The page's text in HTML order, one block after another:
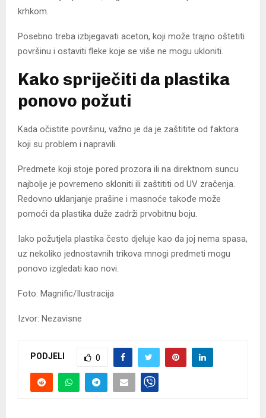
krhkom.
Posebno treba izbjegavati aceton, koji može trajno oštetiti
površinu i ostaviti fleke koje se više ne mogu ukloniti.
Kako spriječiti da plastika
ponovo požuti
Kada očistite površinu, važno je da je zaštitite od faktora
koji su problem i napravili.
Predmete koji stoje pored prozora ili na direktnom suncu
najbolje je povremeno skloniti ili zaštititi od UV zračenja.
Redovno uklanjanje prašine i masnoće takođe može
pomoći da plastika duže zadrži prvobitnu boju.
Iako požutjela plastika često djeluje kao da joj nema spasa,
uz nekoliko jednostavnih trikova mnogi predmeti mogu
ponovo izgledati kao novi.
Foto: Magnific/Ilustracija
Izvor: Nezavisne
PODJELI 0